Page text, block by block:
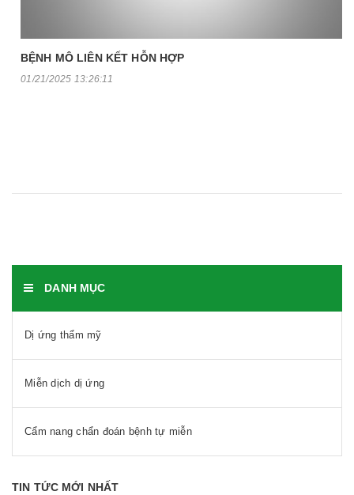
BỆNH MÔ LIÊN KẾT HỖN HỢP
01/21/2025 13:26:11
DANH MỤC
Dị ứng thẩm mỹ
Miễn dịch dị ứng
Cẩm nang chẩn đoán bệnh tự miễn
TIN TỨC MỚI NHẤT